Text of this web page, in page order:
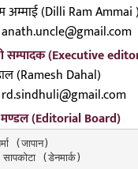
अम्माई (Dilli Ram Ammai )
anath.uncle@gmail.com
सम्पादक (Executive
(Ramesh Dahal)
rd.sindhuli@gmail.com
मण्डल (Editorial Board)
(जापान)
(डेनमार्क)